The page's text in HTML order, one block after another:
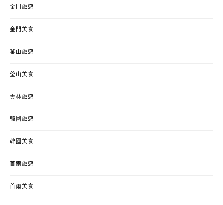
金門旅遊
金門美食
釜山旅遊
釜山美食
雲林旅遊
韓國旅遊
韓國美食
首爾旅遊
首爾美食